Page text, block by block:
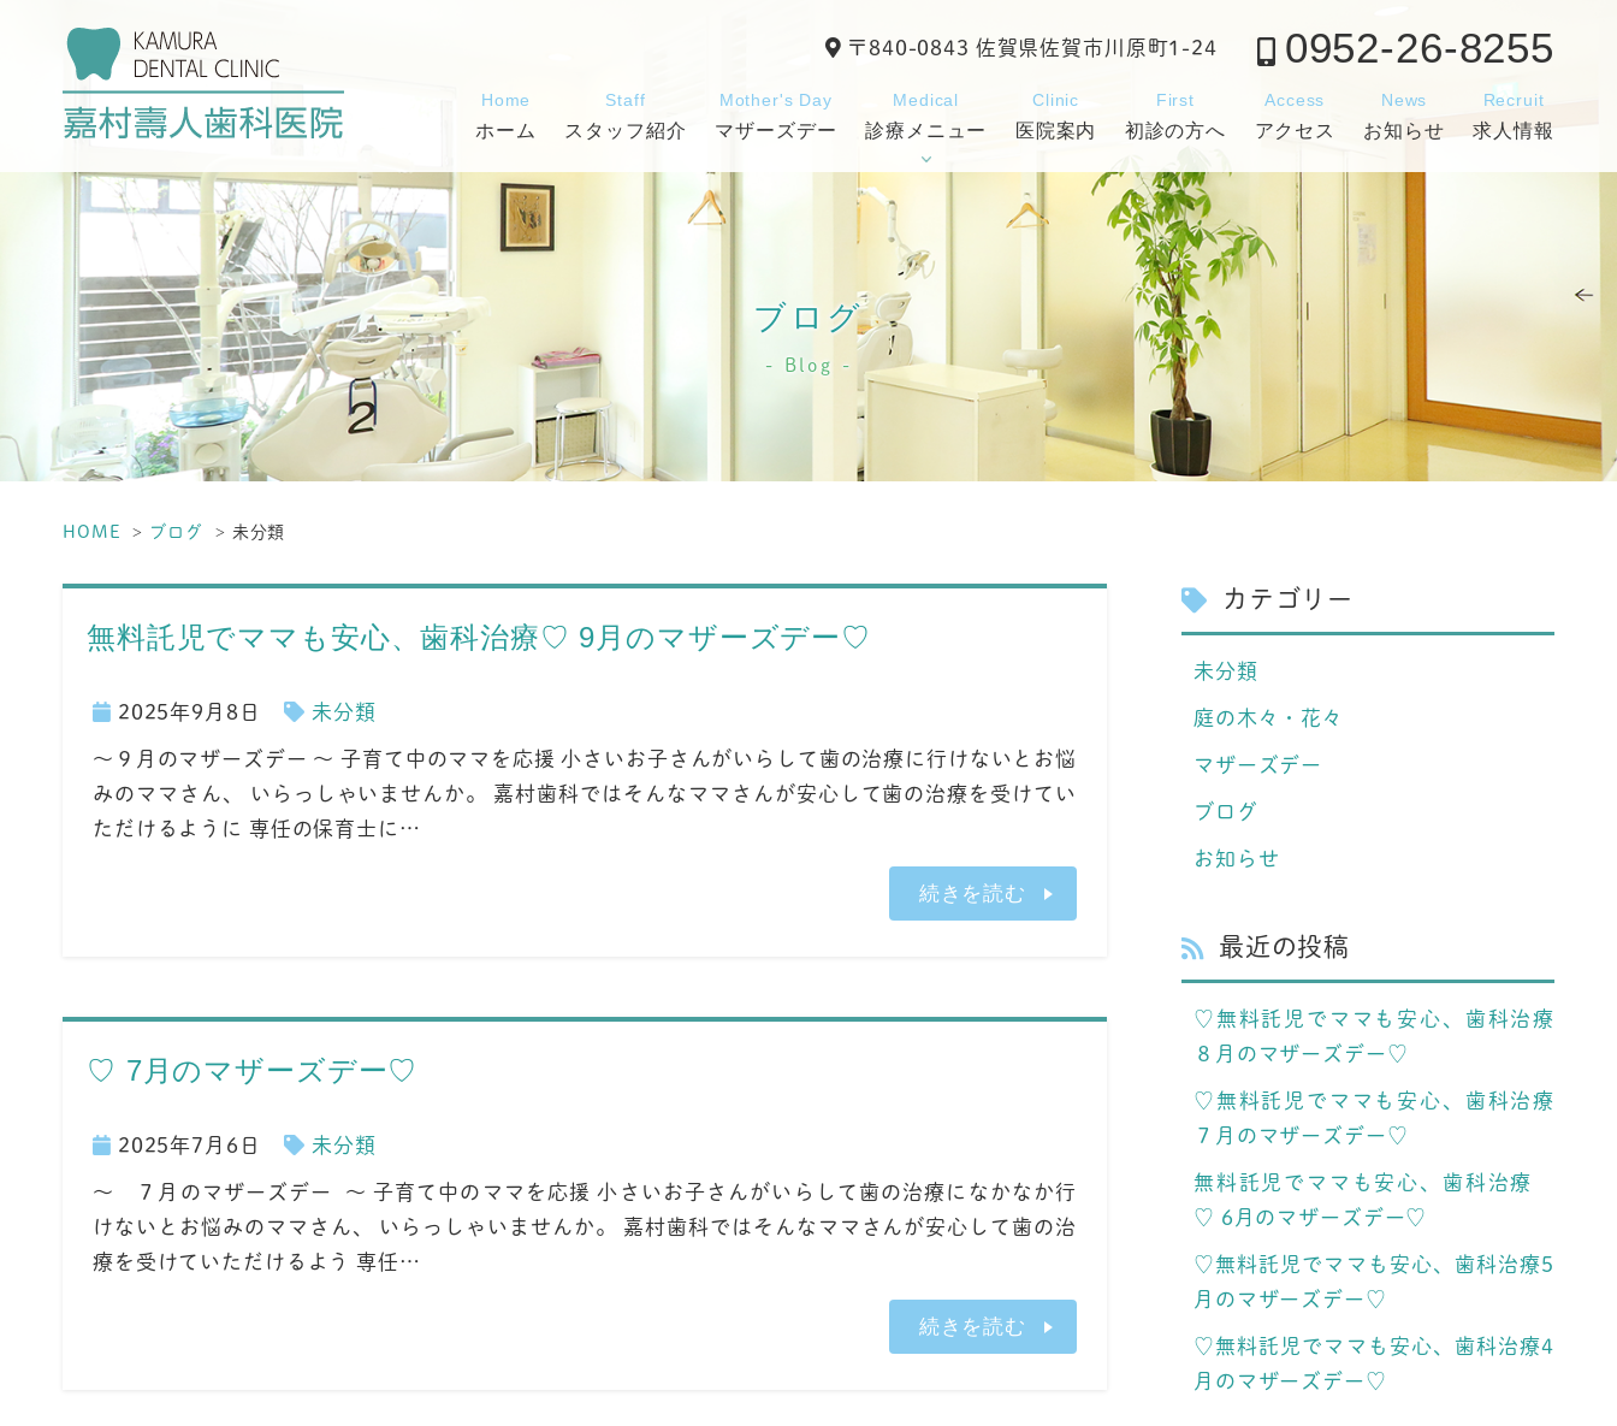
〒840-0843 佐賀県佐賀市川原町1-24 0952-26-8255
Home
ホーム
Staff
スタッフ紹介
Mother's Day
マザーズデー
Medical
診療メニュー
Clinic
医院案内
First
初診の方へ
Access
アクセス
News
お知らせ
Recruit
求人情報
ブログ
Blog
HOME ブログ 未分類
無料託児でママも安心、歯科治療♡ 9月のマザーズデー♡
2025年9月8日
未分類
～９月のマザーズデー ～ 子育て中のママを応援 小さいお子さんがいらして歯の治療に行けないとお悩
みのママさん、 いらっしゃいませんか。 嘉村歯科ではそんなママさんが安心して歯の治療を受けてい
ただけるように 専任の保育士に…
続きを読む
♡ 7月のマザーズデー♡
2025年7月6日
未分類
～ ７月のマザーズデー ～ 子育て中のママを応援 小さいお子さんがいらして歯の治療になかなか行
けないとお悩みのママさん、 いらっしゃいませんか。 嘉村歯科ではそんなママさんが安心して歯の治
療を受けていただけるよう 専任…
続きを読む
カテゴリー
未分類
庭の木々・花々
マザーズデー
ブログ
お知らせ
最近の投稿
♡無料託児でママも安心、歯科治療
８月のマザーズデー♡
♡無料託児でママも安心、歯科治療
７月のマザーズデー♡
無料託児でママも安心、歯科治療
♡ 6月のマザーズデー♡
♡無料託児でママも安心、歯科治療5
月のマザーズデー♡
♡無料託児でママも安心、歯科治療4
月のマザーズデー♡